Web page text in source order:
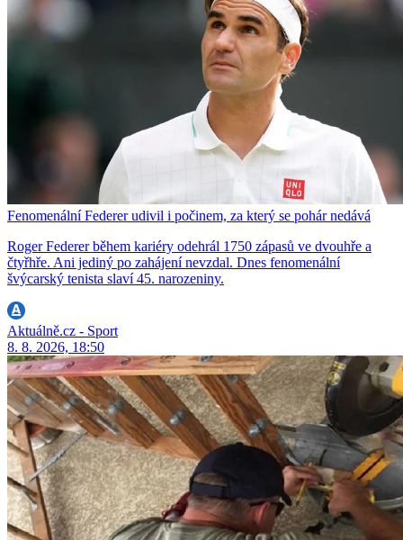
Fenomenální Federer udivil i počinem, za který se pohár nedává
Roger Federer během kariéry odehrál 1750 zápasů ve dvouhře a
čtyřhře. Ani jediný po zahájení nevzdal. Dnes fenomenální
švýcarský tenista slaví 45. narozeniny.
Aktuálně.cz - Sport
8. 8. 2026, 18:50